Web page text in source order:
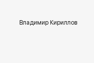
Владимир Кириллов